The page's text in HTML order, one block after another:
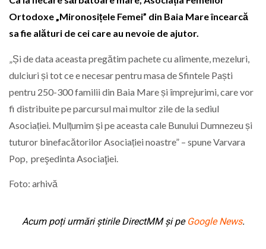
Ortodoxe „Mironosițele Femei” din Baia Mare încearcă
sa fie alături de cei care au nevoie de ajutor.
„Și de data aceasta pregătim pachete cu alimente, mezeluri,
dulciuri și tot ce e necesar pentru masa de Sfintele Paști
pentru 250-300 familii din Baia Mare și împrejurimi, care vor
fi distribuite pe parcursul mai multor zile de la sediul
Asociației. Mulțumim și pe aceasta cale Bunului Dumnezeu și
tuturor binefacătorilor Asociației noastre” – spune Varvara
Pop, preşedinta Asociaţiei.
Foto: arhivă
Acum poți urmări știrile DirectMM și pe Google News.